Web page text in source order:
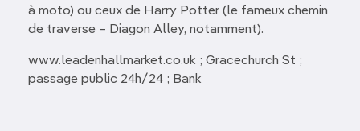
à moto) ou ceux de Harry Potter (le fameux chemin
de traverse – Diagon Alley, notamment).
www.leadenhallmarket.co.uk ; Gracechurch St ;
passage public 24h/24 ; Bank